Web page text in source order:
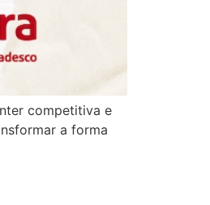
competitiva e
a forma